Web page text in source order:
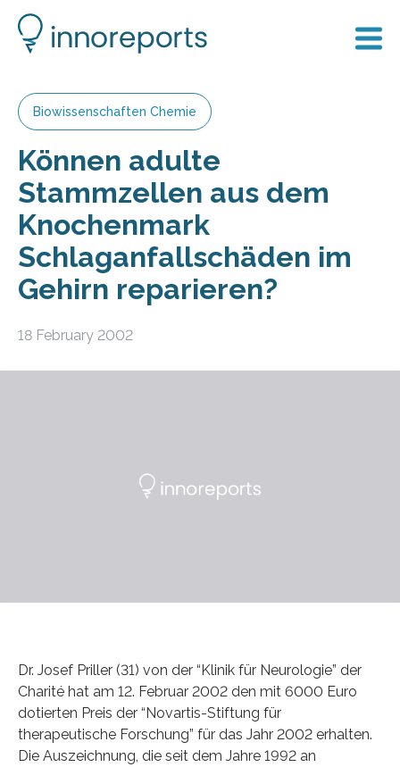
Biowissenschaften Chemie
Können adulte
Stammzellen aus dem
Knochenmark
Schlaganfallschäden im
Gehirn reparieren?
18 February 2002
Dr. Josef Priller (31) von der “Klinik für Neurologie” der
Charité hat am 12. Februar 2002 den mit 6000 Euro
dotierten Preis der “Novartis-Stiftung für
therapeutische Forschung” für das Jahr 2002 erhalten.
Die Auszeichnung, die seit dem Jahre 1992 an